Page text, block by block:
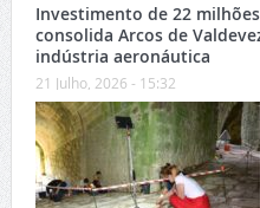
Investimento de 22
consolida Arcos de
indústria aeronáutica
21 Julho, 2026 - 15:32